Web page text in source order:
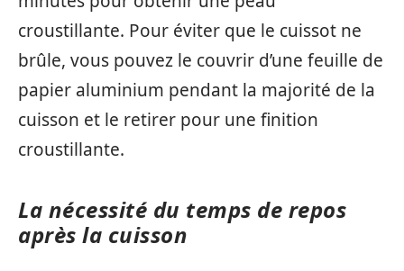
croustillante. Pour éviter que le cuissot ne
brûle, vous pouvez le couvrir d’une feuille de
papier aluminium pendant la majorité de la
cuisson et le retirer pour une finition
croustillante.
La nécessité du temps de repos
après la cuisson